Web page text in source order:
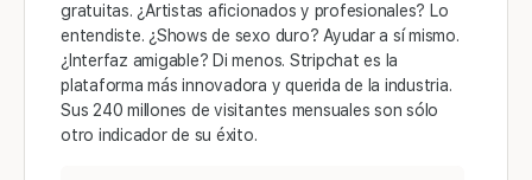
gratuitas. ¿Artistas aficionados y profesionales? Lo
entendiste. ¿Shows de sexo duro? Ayudar a sí mismo.
¿Interfaz amigable? Di menos. Stripchat es la
plataforma más innovadora y querida de la industria.
Sus 240 millones de visitantes mensuales son sólo
otro indicador de su éxito.